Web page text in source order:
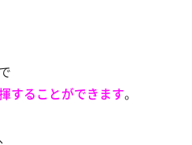
で
することができます。